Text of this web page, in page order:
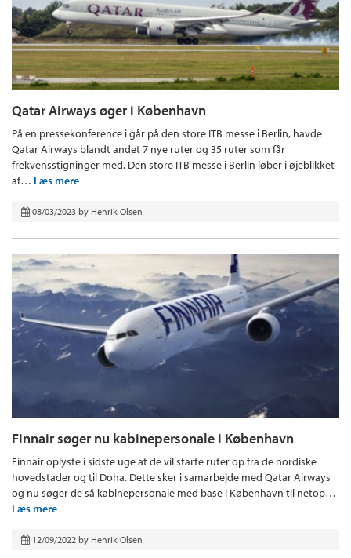
Qatar Airways øger i København
På en pressekonference i går på den store ITB messe i Berlin, havde
Qatar Airways blandt andet 7 nye ruter og 35 ruter som får
frekvensstigninger med. Den store ITB messe i Berlin løber i øjeblikket
af… Læs mere
08/03/2023 by Henrik Olsen
Finnair søger nu kabinepersonale i København
Finnair oplyste i sidste uge at de vil starte ruter op fra de nordiske
hovedstader og til Doha. Dette sker i samarbejde med Qatar Airways
og nu søger de så kabinepersonale med base i København til netop…
Læs mere
12/09/2022 by Henrik Olsen